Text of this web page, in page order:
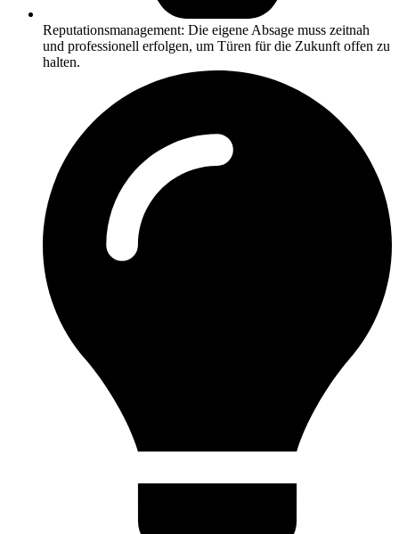
Reputationsmanagement: Die eigene Absage muss zeitnah
und professionell erfolgen, um Türen für die Zukunft offen zu
halten.